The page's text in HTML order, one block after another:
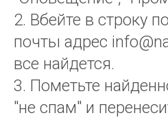
2. Вбейте в строку
почты адрес
все найдется.
3. Пометьте
"не спам" и